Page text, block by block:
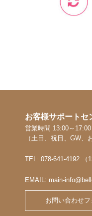
お客様サポートセ
営業時間 13:00～17:00
（土日、祝日、GW、
TEL: 078-641-4192 （
EMAIL: main-
お問い合わせ